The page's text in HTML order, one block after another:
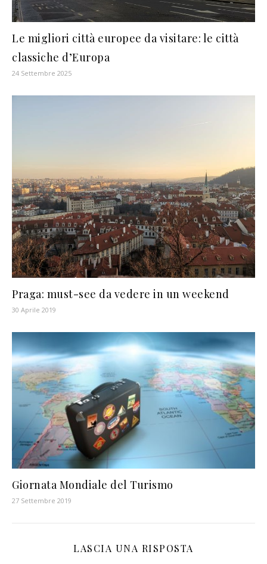
Le migliori città europee da visitare: le città
classiche d’Europa
24 Settembre 2025
Praga: must-see da vedere in un weekend
30 Aprile 2019
Giornata Mondiale del Turismo
27 Settembre 2019
LASCIA UNA RISPOSTA